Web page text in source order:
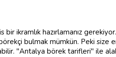
bir ikramlık hazırlamanız
bulmak mümkün. Peki size en
"Antalya börek tarifleri" ile